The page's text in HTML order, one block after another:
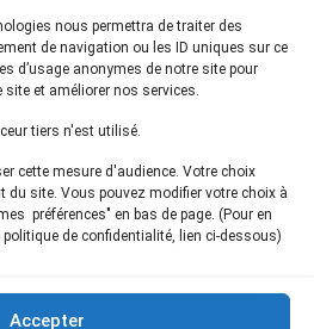
nous permettra de traiter des
de navigation ou les ID uniques sur ce
d’usage anonymes de notre site pour
et améliorer nos services.
tiers n'est utilisé.
cette mesure d'audience. Votre choix
du site. Vous pouvez modifier votre choix à
préférences" en bas de page. (Pour en
de confidentialité, lien ci-dessous)
Accepter
Actualités
Presse
légales
Plan du site
à notrenewsletter